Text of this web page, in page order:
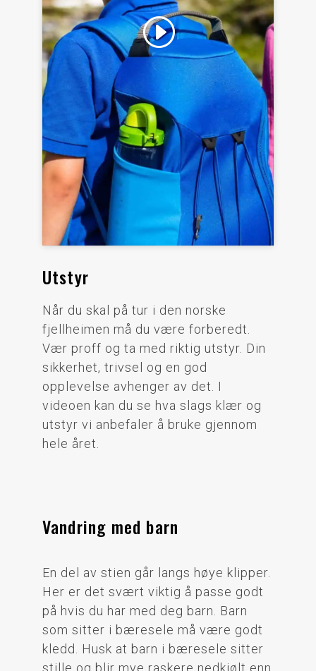
Utstyr
Når du skal på tur i den norske
fjellheimen må du være forberedt.
Vær proff og ta med riktig utstyr. Din
sikkerhet, trivsel og en god
opplevelse avhenger av det. I
videoen kan du se hva slags klær og
utstyr vi anbefaler å bruke gjennom
hele året.
Vandring med barn
En del av stien går langs høye klipper.
Her er det svært viktig å passe godt
på hvis du har med deg barn. Barn
som sitter i bæresele må være godt
kledd. Husk at barn i bæresele sitter
stille og blir mye raskere nedkjølt enn